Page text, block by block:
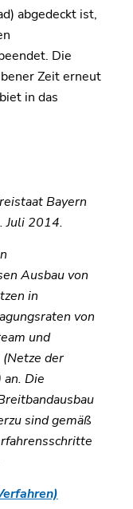
abgedeckt ist,
Die
Zeit erneut
in das
Bayern
Juli 2014.
Ausbau von
in
von
und
der
Die
sind gemäß